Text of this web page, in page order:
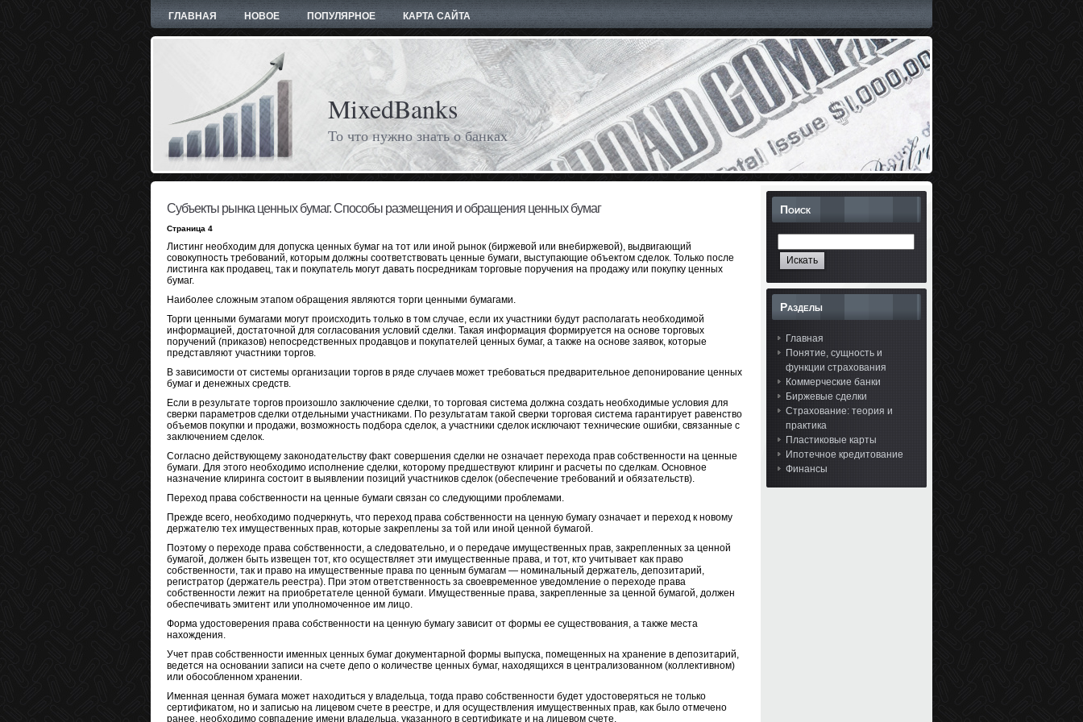
ГЛАВНАЯ НОВОЕ ПОПУЛЯРНОЕ КАРТА САЙТА
MixedBanks
То что нужно знать о банках
Субъекты рынка ценных бумаг. Способы размещения и обращения ценных бумаг
Страница 4
Листинг необходим для допуска ценных бумаг на тот или иной рынок (биржевой или внебиржевой), выдвигающий
совокупность требований, которым должны соответствовать ценные бумаги, выступающие объектом сделок. Только после
листинга как продавец, так и покупатель могут давать посредникам торговые поручения на продажу или покупку ценных
бумаг.
Наиболее сложным этапом обращения являются торги ценными бумагами.
Торги ценными бумагами могут происходить только в том случае, если их участники будут располагать необходимой
информацией, достаточной для согласования условий сделки. Такая информация формируется на основе торговых
поручений (приказов) непосредственных продавцов и покупателей ценных бумаг, а также на основе заявок, которые
представляют участники торгов.
В зависимости от системы организации торгов в ряде случаев может требоваться предварительное депонирование ценных
бумаг и денежных средств.
Если в результате торгов произошло заключение сделки, то торговая система должна создать необходимые условия для
сверки параметров сделки отдельными участниками. По результатам такой сверки торговая система гарантирует равенство
объемов покупки и продажи, возможность подбора сделок, а участники сделок исключают технические ошибки, связанные с
заключением сделок.
Согласно действующему законодательству факт совершения сделки не означает перехода прав собственности на ценные
бумаги. Для этого необходимо исполнение сделки, которому предшествуют клиринг и расчеты по сделкам. Основное
назначение клиринга состоит в выявлении позиций участников сделок (обеспечение требований и обязательств).
Переход права собственности на ценные бумаги связан со следующими проблемами.
Прежде всего, необходимо подчеркнуть, что переход права собственности на ценную бумагу означает и переход к новому
держателю тех имущественных прав, которые закреплены за той или иной ценной бумагой.
Поэтому о переходе права собственности, а следовательно, и о передаче имущественных прав, закрепленных за ценной
бумагой, должен быть извещен тот, кто осуществляет эти имущественные права, и тот, кто учитывает как право
собственности, так и право на имущественные права по ценным бумагам — номинальный держатель, депозитарий,
регистратор (держатель реестра). При этом ответственность за своевременное уведомление о переходе права
собственности лежит на приобретателе ценной бумаги. Имущественные права, закрепленные за ценной бумагой, должен
обеспечивать эмитент или уполномоченное им лицо.
Форма удостоверения права собственности на ценную бумагу зависит от формы ее существования, а также места
нахождения.
Учет прав собственности именных ценных бумаг документарной формы выпуска, помещенных на хранение в депозитарий,
ведется на основании записи на счете депо о количестве ценных бумаг, находящихся в централизованном (коллективном)
или обособленном хранении.
Именная ценная бумага может находиться у владельца, тогда право собственности будет удостоверяться не только
сертификатом, но и записью на лицевом счете в реестре, и для осуществления имущественных прав, как было отмечено
ранее, необходимо совпадение имени владельца, указанного в сертификате и на лицевом счете.
Поиск
Разделы
Главная
Понятие, сущность и
функции страхования
Коммерческие банки
Биржевые сделки
Страхование: теория и
практика
Пластиковые карты
Ипотечное кредитование
Финансы